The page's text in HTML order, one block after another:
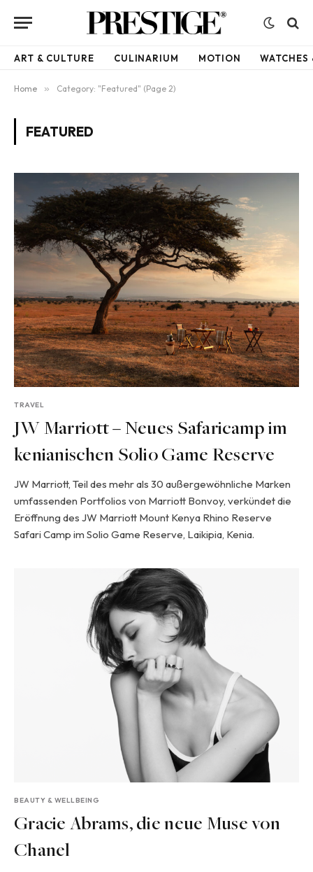
ART & CULTURE CULINARIUM MOTION WATCHES
Home » Category: "Featured" (Page 2)
FEATURED
TRAVEL
JW Marriott – Neues Safaricamp im
kenianischen Solio Game Reserve
JW Marriott, Teil des mehr als 30 außergewöhnliche Marken
umfassenden Portfolios von Marriott Bonvoy, verkündet die
Eröffnung des JW Marriott Mount Kenya Rhino Reserve
Safari Camp im Solio Game Reserve, Laikipia, Kenia.
BEAUTY & WELLBEING
Gracie Abrams, die neue Muse von
Chanel